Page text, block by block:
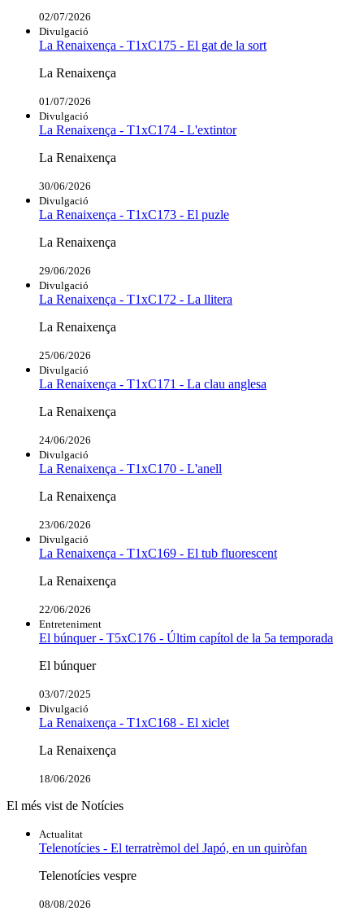
02/07/2026
Divulgació
La Renaixença - T1xC175 - El gat de la sort
La Renaixença
01/07/2026
Divulgació
La Renaixença - T1xC174 - L'extintor
La Renaixença
30/06/2026
Divulgació
La Renaixença - T1xC173 - El puzle
La Renaixença
29/06/2026
Divulgació
La Renaixença - T1xC172 - La llitera
La Renaixença
25/06/2026
Divulgació
La Renaixença - T1xC171 - La clau anglesa
La Renaixença
24/06/2026
Divulgació
La Renaixença - T1xC170 - L'anell
La Renaixença
23/06/2026
Divulgació
La Renaixença - T1xC169 - El tub fluorescent
La Renaixença
22/06/2026
Entreteniment
El búnquer - T5xC176 - Últim capítol de la 5a temporada
El búnquer
03/07/2025
Divulgació
La Renaixença - T1xC168 - El xiclet
La Renaixença
18/06/2026
El més vist de Notícies
Actualitat
Telenotícies - El terratrèmol del Japó, en un quiròfan
Telenotícies vespre
08/08/2026